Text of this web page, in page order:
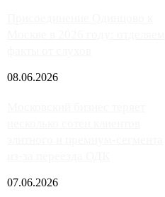
08.06.2026
07.06.2026